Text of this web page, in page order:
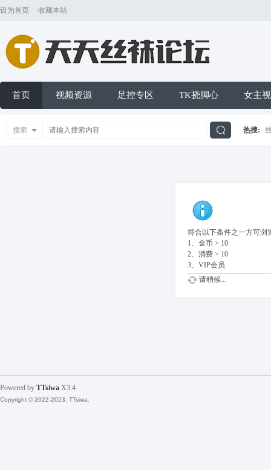
设为首页 收藏本站
首页 视频资源 足控专区 TK挠脚心 女主
搜索 热搜:
符合以下条件之一方可浏
1、金币 > 10
2、消费 > 10
3、VIP会员
请稍候...
Powered by TTsiwa X3.4
Copyright © 2022-2023, TTsiwa.